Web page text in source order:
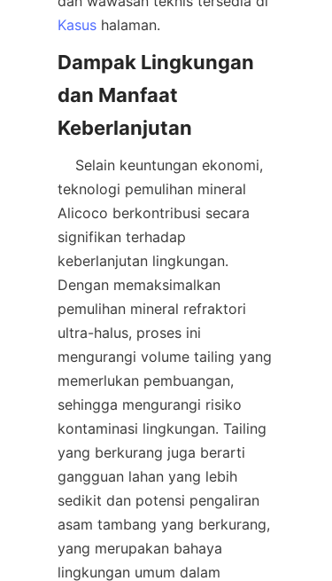
Kasus
Dampak Lingkungan
dan Manfaat
teknologi pemulihan mineral
Alicoco berkontribusi secara
signifikan terhadap
keberlanjutan lingkungan.
Dengan memaksimalkan
pemulihan mineral refraktori
ultra-halus, proses ini
mengurangi volume tailing yang
memerlukan pembuangan,
sehingga mengurangi risiko
kontaminasi lingkungan. Tailing
yang berkurang juga berarti
gangguan lahan yang lebih
sedikit dan potensi pengaliran
asam tambang yang berkurang,
yang merupakan bahaya
lingkungan umum dalam